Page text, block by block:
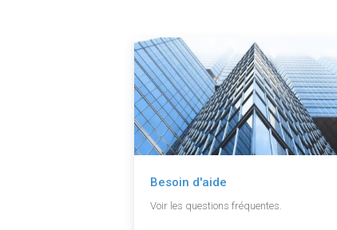
Besoin d'aide
Voir les questions fréquentes.